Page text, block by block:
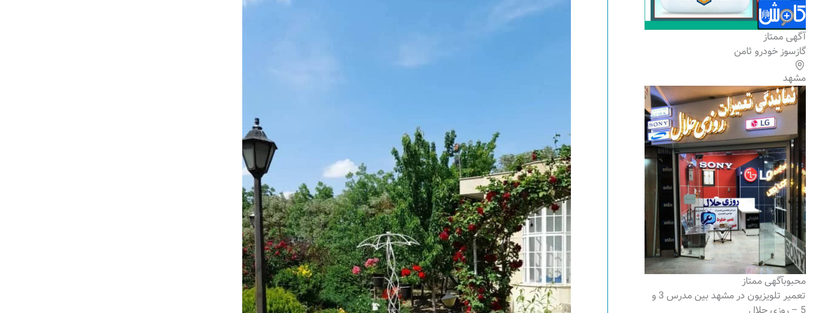
آگهی ممتاز
گازسوز خودرو ثامن
مشهد
محبوبآگهی ممتاز
تعمیر تلویزیون در مشهد بین مدرس 3 و